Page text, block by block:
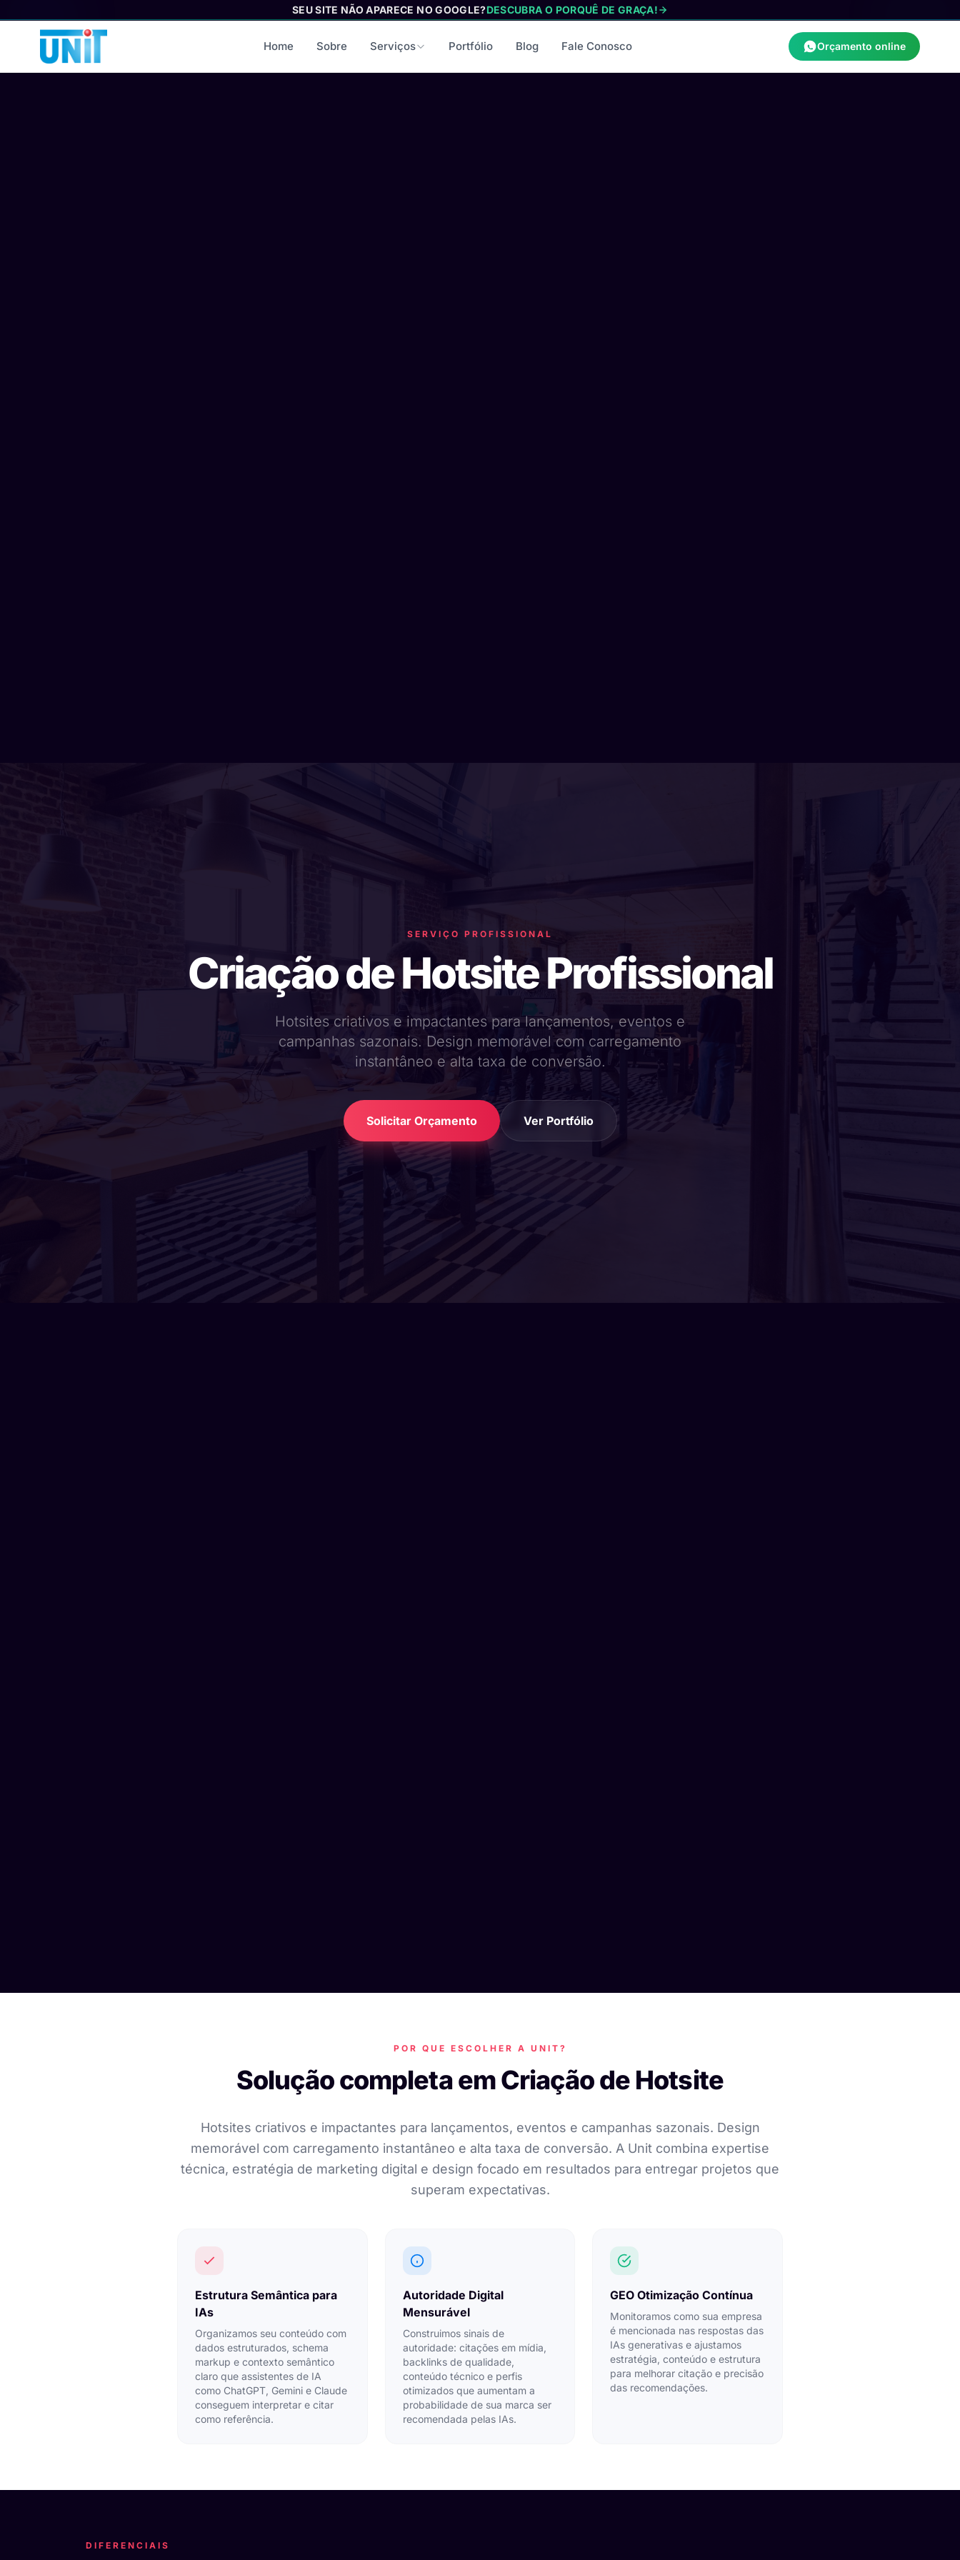
SEU SITE NÃO APARECE NO GOOGLE?DESCUBRA O PORQUÊ DE GRAÇA!
Home Sobre Serviços Portfólio Blog Fale Conosco Orçamento online
SERVIÇO PROFISSIONAL
Criação de Hotsite Profissional
Hotsites criativos e impactantes para lançamentos, eventos e
campanhas sazonais. Design memorável com carregamento
instantâneo e alta taxa de conversão.
Solicitar Orçamento Ver Portfólio
POR QUE ESCOLHER A UNIT?
Solução completa em Criação de Hotsite
Hotsites criativos e impactantes para lançamentos, eventos e campanhas sazonais. Design
memorável com carregamento instantâneo e alta taxa de conversão. A Unit combina expertise
técnica, estratégia de marketing digital e design focado em resultados para entregar projetos que
superam expectativas.
Estrutura Semântica para
IAs
Organizamos seu conteúdo com
dados estruturados, schema
markup e contexto semântico
claro que assistentes de IA
como ChatGPT, Gemini e Claude
conseguem interpretar e citar
como referência.
Autoridade Digital
Mensurável
Construimos sinais de
autoridade: citações em mídia,
backlinks de qualidade,
conteúdo técnico e perfis
otimizados que aumentam a
probabilidade de sua marca ser
recomendada pelas IAs.
GEO Otimização Contínua
Monitoramos como sua empresa
é mencionada nas respostas das
IAs generativas e ajustamos
estratégia, conteúdo e estrutura
para melhorar citação e precisão
das recomendações.
DIFERENCIAIS